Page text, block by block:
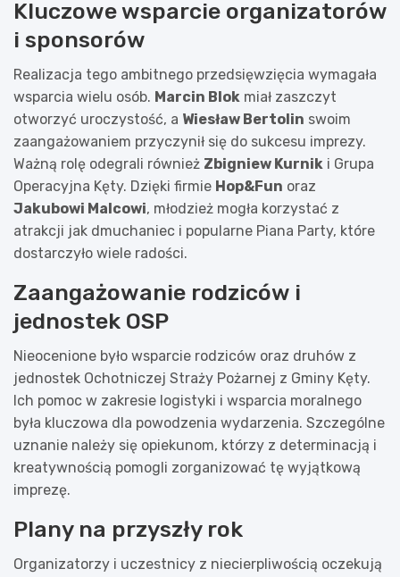
Kluczowe wsparcie organizatorów
i sponsorów
Realizacja tego ambitnego przedsięwzięcia wymagała
wsparcia wielu osób. Marcin Blok miał zaszczyt
otworzyć uroczystość, a Wiesław Bertolin swoim
zaangażowaniem przyczynił się do sukcesu imprezy.
Ważną rolę odegrali również Zbigniew Kurnik i Grupa
Operacyjna Kęty. Dzięki firmie Hop&Fun oraz
Jakubowi Malcowi, młodzież mogła korzystać z
atrakcji jak dmuchaniec i popularne Piana Party, które
dostarczyło wiele radości.
Zaangażowanie rodziców i
jednostek OSP
Nieocenione było wsparcie rodziców oraz druhów z
jednostek Ochotniczej Straży Pożarnej z Gminy Kęty.
Ich pomoc w zakresie logistyki i wsparcia moralnego
była kluczowa dla powodzenia wydarzenia. Szczególne
uznanie należy się opiekunom, którzy z determinacją i
kreatywnością pomogli zorganizować tę wyjątkową
imprezę.
Plany na przyszły rok
Organizatorzy i uczestnicy z niecierpliwością oczekują